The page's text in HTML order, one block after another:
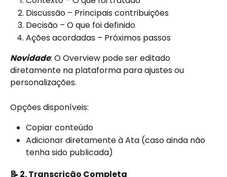
Discussão – Principais contribuições
Decisão – O que foi definido
Ações acordadas – Próximos passos
Novidade: O Overview pode ser editado
diretamente na plataforma para ajustes ou
personalizações.
Opções disponíveis:
Copiar conteúdo
Adicionar diretamente à Ata (caso ainda não
tenha sido publicada)
📝 2. Transcrição Completa